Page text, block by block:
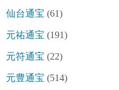
仙台通宝 (61)
元祐通宝 (191)
元符通宝 (22)
元豊通宝 (514)